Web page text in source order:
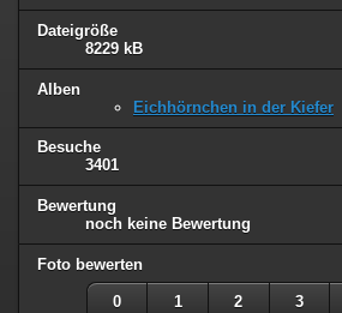
Dateigröße
8229 kB
Alben
Eichhörnchen in der Kiefer
Besuche
3401
Bewertung
noch keine Bewertung
Foto bewerten
0 1 2 3